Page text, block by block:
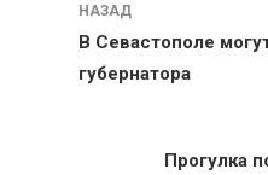
НАЗАД
В Севастополе
губернатора
Прогулка